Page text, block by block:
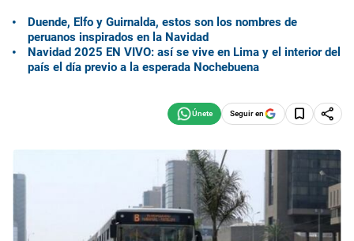
Duende, Elfo y Guirnalda, estos son los nombres de
peruanos inspirados en la Navidad
Navidad 2025 EN VIVO: así se vive en Lima y el interior del
país el día previo a la esperada Nochebuena
Seguir en